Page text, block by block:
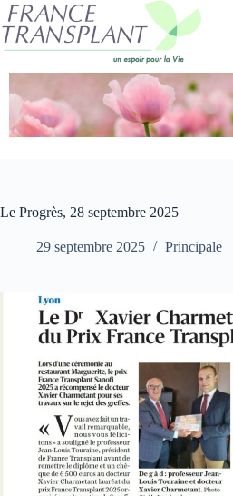
Passer
au
contenu
Le Progrès, 28 septembre 2025
29 septembre 2025 Principale